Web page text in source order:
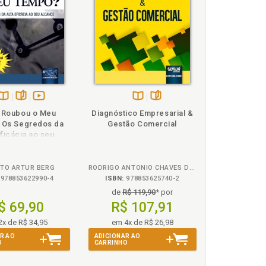
p. 45
Disponível
páginas
da
obra
Roubou o Meu
Os Segredos da
ao seu
ARTUR BERG
978853622990-4
69,90
de R$ 34,95
AO
na
Diagnóstico Empresarial &
Gestão Comercial
RODRIGO ANTONIO CHAVES DA SILVA
ISBN: 978853625740-2
deR$ 119,90* por
R$ 107,91
em 4x de R$ 26,98
ADICIONAR AO
CARRINHO